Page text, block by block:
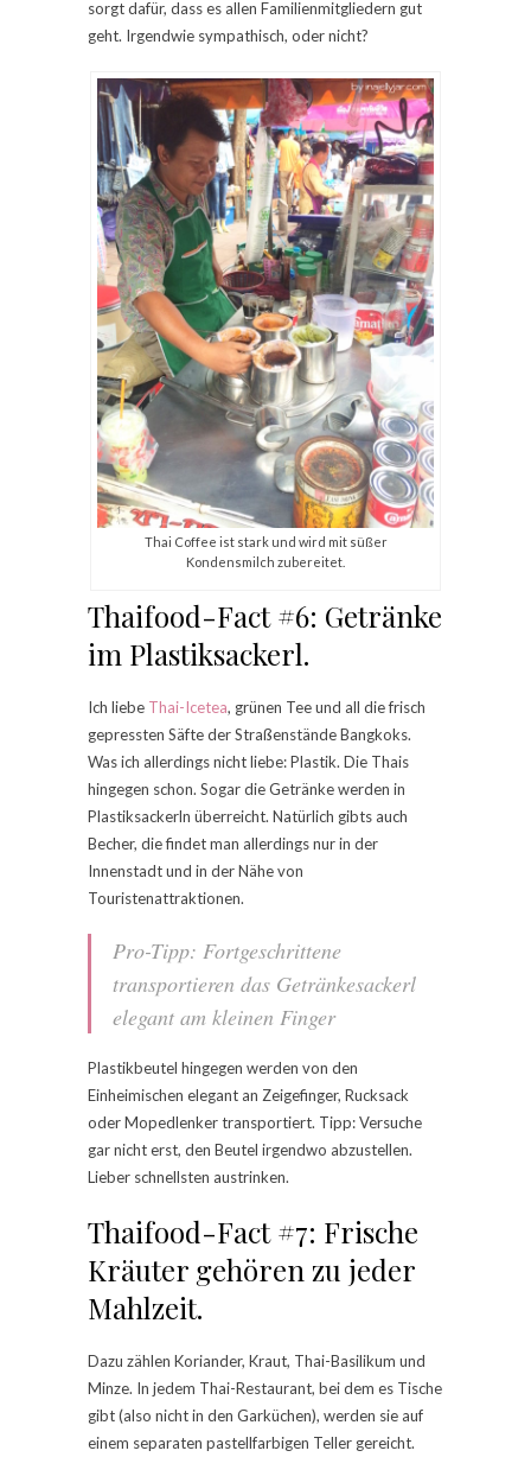
sorgt dafür, dass es allen Familienmitgliedern gut
geht. Irgendwie sympathisch, oder nicht?
Thai Coffee ist stark und wird mit süßer
Kondensmilch zubereitet.
Thaifood-Fact #6: Getränke
im Plastiksackerl.
Ich liebe Thai-Icetea, grünen Tee und all die frisch
gepressten Säfte der Straßenstände Bangkoks.
Was ich allerdings nicht liebe: Plastik. Die Thais
hingegen schon. Sogar die Getränke werden in
Plastiksackerln überreicht. Natürlich gibts auch
Becher, die findet man allerdings nur in der
Innenstadt und in der Nähe von
Touristenattraktionen.
Pro-Tipp: Fortgeschrittene
transportieren das Getränkesackerl
elegant am kleinen Finger
Plastikbeutel hingegen werden von den
Einheimischen elegant an Zeigefinger, Rucksack
oder Mopedlenker transportiert. Tipp: Versuche
gar nicht erst, den Beutel irgendwo abzustellen.
Lieber schnellsten austrinken.
Thaifood-Fact #7: Frische
Kräuter gehören zu jeder
Mahlzeit.
Dazu zählen Koriander, Kraut, Thai-Basilikum und
Minze. In jedem Thai-Restaurant, bei dem es Tische
gibt (also nicht in den Garküchen), werden sie auf
einem separaten pastellfarbigen Teller gereicht.